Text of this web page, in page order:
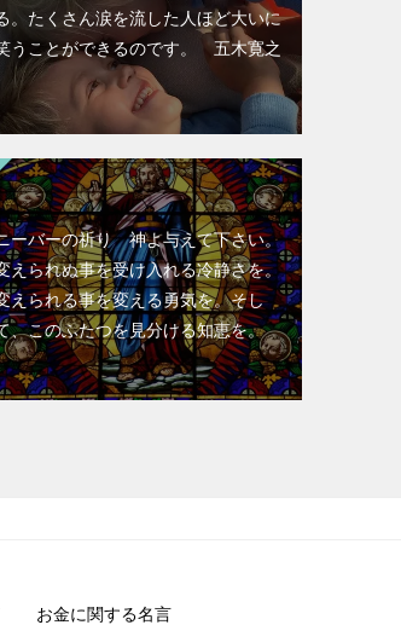
。たくさん涙を流した人ほど大いに
うことができるのです。 五木寛之
ーバーの祈り 神よ与えて下さい。
えられぬ事を受け入れる冷静さを。
えられる事を変える勇気を。そし
、このふたつを見分ける知恵を。
お金に関する名言